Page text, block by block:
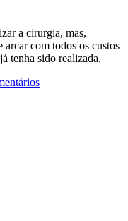
a cirurgia, mas,
arcar com todos os custos
tenha sido realizada.